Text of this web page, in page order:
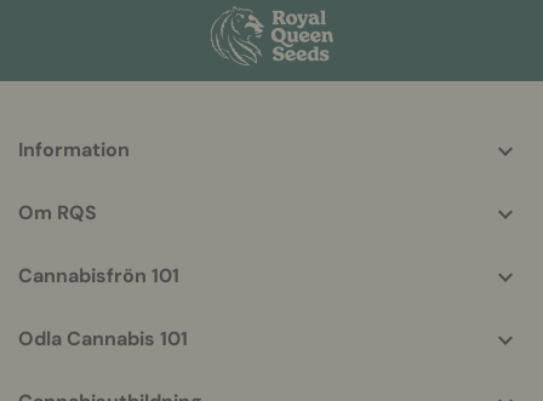
helpful
Information
Om RQS
Cannabisfrön 101
Odla Cannabis 101